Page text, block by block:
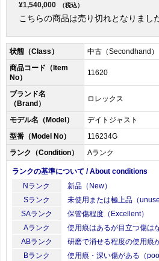
¥1,540,000 （税込）
こちらの商品は売り切れとなりまし
状態（Class）
中古（Secondhand）
商品コード（Item
No）
11620
ブランド名
（Brand）
ロレックス
モデル名（Model）
デイトジャスト
型番（Model No）
116234G
ランク（Condition）
Aランク
ランクの基準について / About conditions
Nランク
新品（New）
Sランク
未使用または極上品（
SAランク
保管傷程度（Excellent）
Aランク
使用痕はあるが目立つ傷は
ABランク
研磨で消せる程度の使用痕
Bランク
使用痕・深い傷がある（